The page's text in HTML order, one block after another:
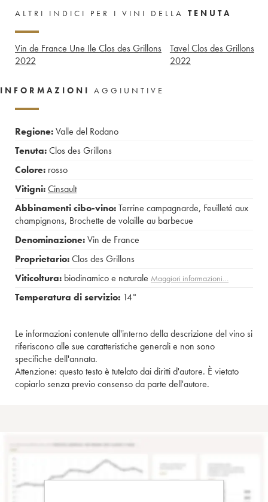
ALTRI INDICI PER I VINI DELLA TENUTA
Vin de France Une Ile Clos des Grillons
2022
Tavel Clos des Grillons
2022
INFORMAZIONI AGGIUNTIVE
Regione:Valle del Rodano
Tenuta:Clos des Grillons
Colore: rosso
Vitigni:Cinsault
Abbinamenti cibo-vino:Terrine campagnarde, Feuilleté aux
champignons, Brochette de volaille au barbecue
Denominazione:Vin de France
Proprietario:Clos des Grillons
Viticoltura: biodinamico e naturale Maggiori informazioni…
Temperatura di servizio: 14°
Le informazioni contenute all'interno della descrizione del vino si
riferiscono alle sue caratteristiche generali e non sono
specifiche dell'annata.
Attenzione: questo testo è tutelato dai diritti d'autore. È vietato
copiarlo senza previo consenso da parte dell'autore.